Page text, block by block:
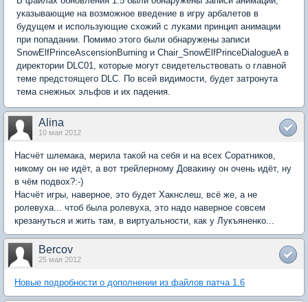
указывающие на возможное введение в игру арбалетов в
будущем и использующие схожий с луками принцип анимации
при попадании. Помимо этого были обнаружены записи
SnowElfPrinceAscensionBurning и Chair_SnowElfPrinceDialogueA в
директории DLC01, которые могут свидетельствовать о главной
теме предстоящего DLC. По всей видимости, будет затронута
тема снежных эльфов и их падения.
Alina
10 мая 2012
Насчёт шлемака, мерила такой на себя и на всех Соратников,
никому он не идёт, а вот трейлерному Довакину он очень идёт, ну
в чём подвох?:-)
Насчёт игры, наверное, это будет Хакнслеш, всё же, а не
ролевуха... чтоб была ролевуха, это надо наверное совсем
крезануться и жить там, в виртуальности, как у Лукъяненко...
Bercov
25 мая 2012
Новые подробности о дополнении из файлов патча 1.6